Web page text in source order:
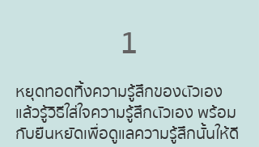
1
หยุดทอดทิ้งความรู้สึกของตัวเอง
แล้วรู้วิธีใส่ใจความรู้สึกตัวเอง พร้อม
กับยืนหยัดเพื่อดูแลความรู้สึกนั้นให้ดี